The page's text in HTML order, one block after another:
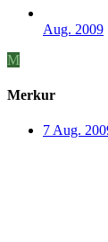
Aug. 2009
M
Merkur
7 Aug.